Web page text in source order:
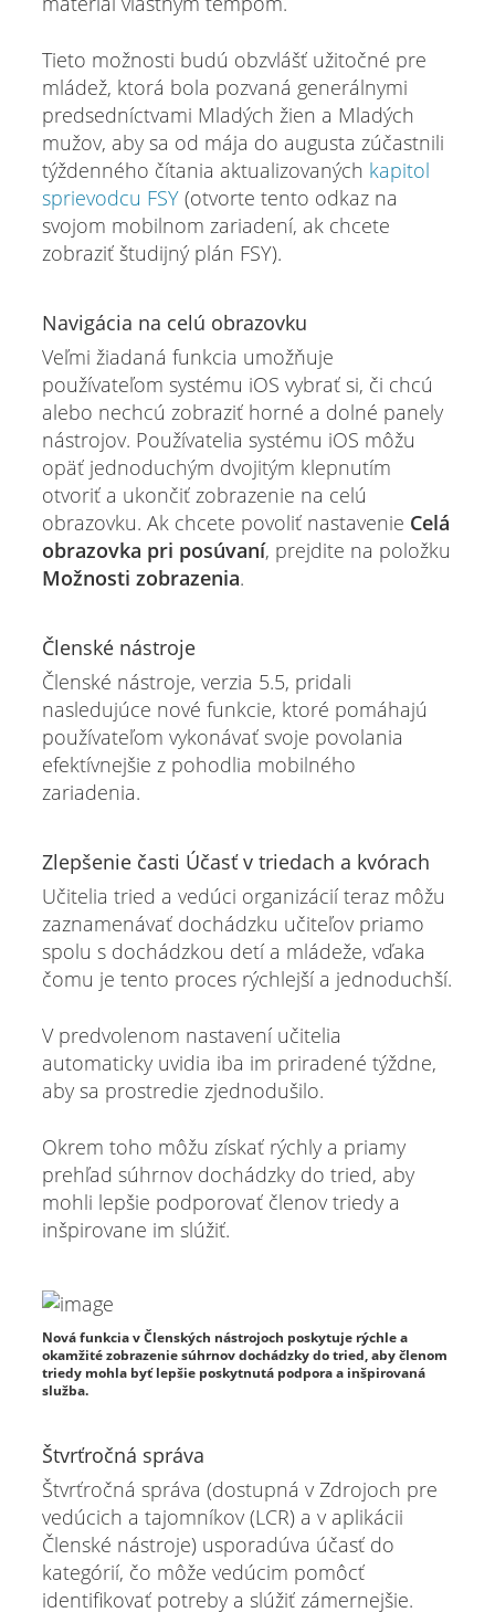
Tieto možnosti budú obzvlášť užitočné pre
mládež, ktorá bola pozvaná generálnymi
predsedníctvami Mladých žien a Mladých
mužov, aby sa od mája do augusta zúčastnili
týždenného čítania aktualizovaných kapitol
sprievodcu FSY(otvorte tento odkaz na
svojom mobilnom zariadení, ak chcete
zobraziť študijný plán FSY).
Navigácia na celú obrazovku
Veľmi žiadaná funkcia umožňuje
používateľom systému iOS vybrať si, či chcú
alebo nechcú zobraziť horné a dolné panely
nástrojov. Používatelia systému iOS môžu
opäť jednoduchým dvojitým klepnutím
otvoriť a ukončiť zobrazenie na celú
obrazovku. Ak chcete povoliť nastavenie Celá
obrazovka pri posúvaní, prejdite na položku
Možnosti zobrazenia.
Členské nástroje
Členské nástroje, verzia 5.5, pridali
nasledujúce nové funkcie, ktoré pomáhajú
používateľom vykonávať svoje povolania
efektívnejšie z pohodlia mobilného
zariadenia.
Zlepšenie časti Účasť v triedach a kvórach
Učitelia tried a vedúci organizácií teraz môžu
zaznamenávať dochádzku učiteľov priamo
spolu s dochádzkou detí a mládeže, vďaka
čomu je tento proces rýchlejší a jednoduchší.
V predvolenom nastavení učitelia
automaticky uvidia iba im priradené týždne,
aby sa prostredie zjednodušilo.
Okrem toho môžu získať rýchly a priamy
prehľad súhrnov dochádzky do tried, aby
mohli lepšie podporovať členov triedy a
inšpirovane im slúžiť.
Nová funkcia v Členských nástrojoch poskytuje rýchle a
okamžité zobrazenie súhrnov dochádzky do tried, aby členom
triedy mohla byť lepšie poskytnutá podpora a inšpirovaná
služba.
Štvrťročná správa
Štvrťročná správa (dostupná v Zdrojoch pre
vedúcich a tajomníkov (LCR) a v aplikácii
Členské nástroje) usporadúva účasť do
kategórií, čo môže vedúcim pomôcť
identifikovať potreby a slúžiť zámernejšie.